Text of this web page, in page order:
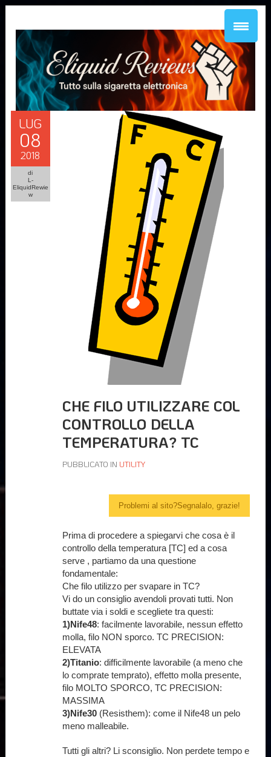
LUG
08
2018
di
L-
EliquidRewie
w
CHE FILO UTILIZZARE COL
CONTROLLO DELLA
TEMPERATURA? TC
PUBBLICATO IN UTILITY
Problemi al sito?Segnalalo, grazie!
Prima di procedere a spiegarvi che cosa è il
controllo della temperatura [TC] ed a cosa
serve , partiamo da una questione
fondamentale:
Che filo utilizzo per svapare in TC?
Vi do un consiglio avendoli provati tutti. Non
buttate via i soldi e scegliete tra questi:
1)Nife48: facilmente lavorabile, nessun effetto
molla, filo NON sporco. TC PRECISION:
ELEVATA
2)Titanio: difficilmente lavorabile (a meno che
lo comprate temprato), effetto molla presente,
filo MOLTO SPORCO, TC PRECISION:
MASSIMA
3)Nife30(Resisthem): come il Nife48 un pelo
meno malleabile.
Tutti gli altri? Li sconsiglio. Non perdete tempo e